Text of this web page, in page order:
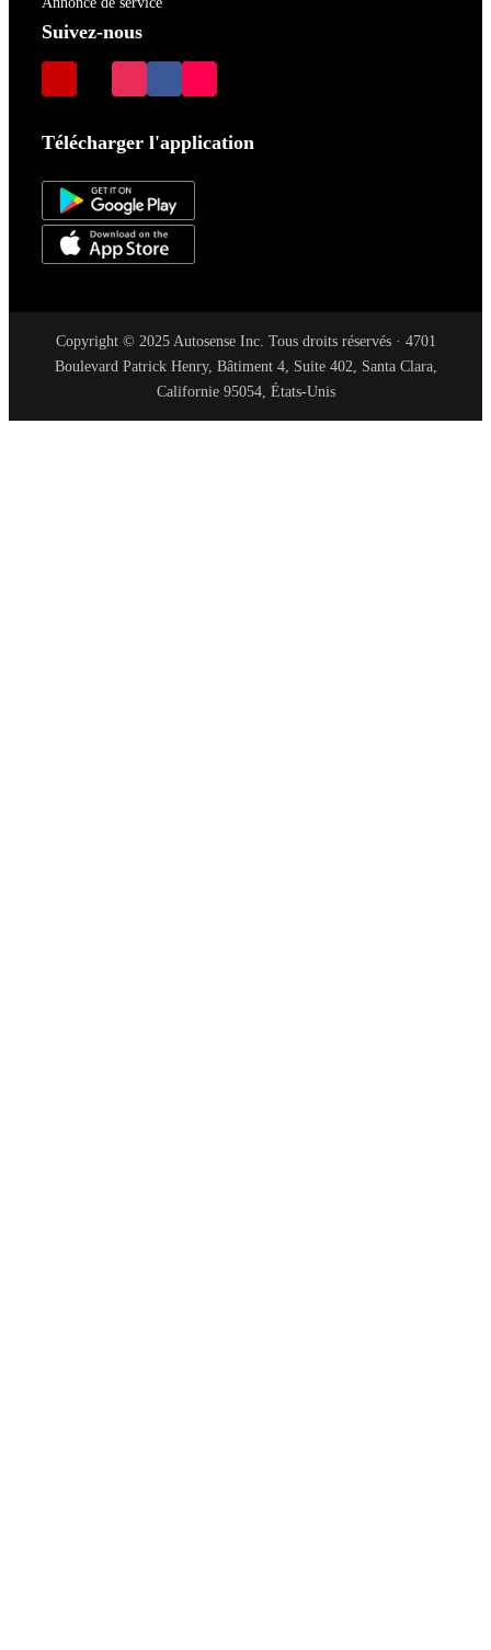
Suivez-nous
Télécharger l'application
Copyright © 2025 Autosense Inc. Tous droits réservés · 4701
Boulevard Patrick Henry, Bâtiment 4, Suite 402, Santa Clara,
Californie 95054, États-Unis